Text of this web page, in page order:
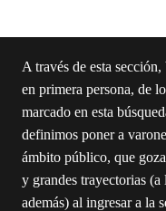
A través de esta
en primera persona, de
marcado en esta
definimos poner a
ámbito público, que
y grandes trayectorias (a
además) al ingresar a la